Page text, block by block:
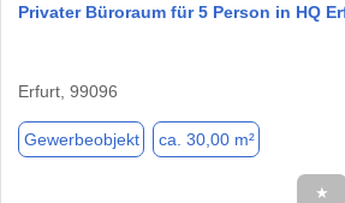
Privater Büroraum für 5 Person in HQ
Erfurt, 99096
Gewerbeobjekt ca. 30,00 m²
★